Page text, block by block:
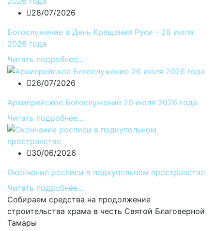
28/07/2026
Богослужение в День Крещения Руси - 28 июля
2026 года
Читать подробнее...
26/07/2026
Архиерейское Богослужение 26 июля 2026 года
Читать подробнее...
30/06/2026
Окончание росписи в подкупольном пространстве
Читать подробнее...
Собираем средства на продолжение
строительства храма в честь Святой Благоверной
Тамары